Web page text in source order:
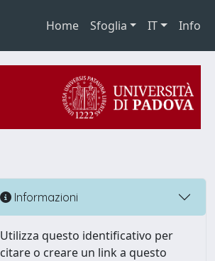
Home Sfoglia IT Info
Informazioni
Utilizza questo identificativo per
citare o creare un link a questo